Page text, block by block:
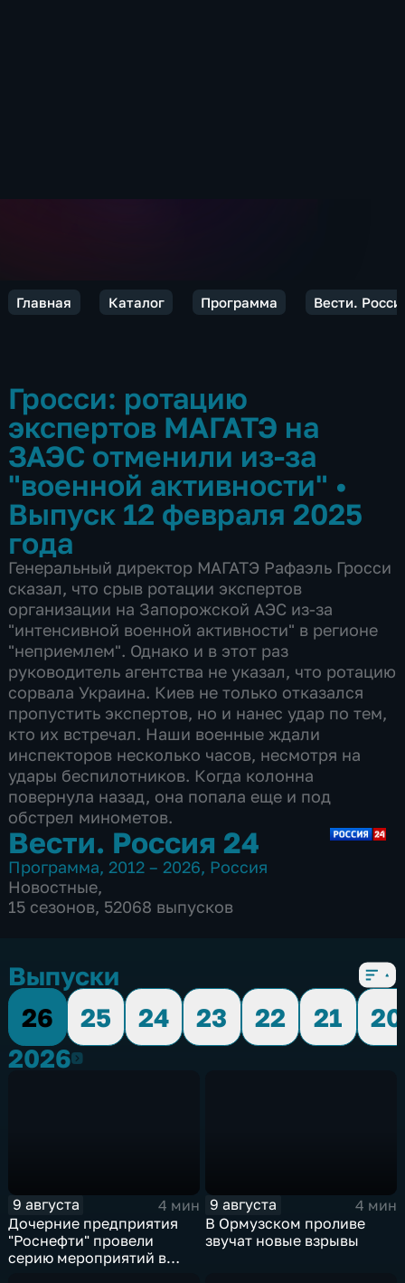
Главная Каталог Программа Вести.
Гросси: ротацию
экспертов МАГАТЭ на
ЗАЭС отменили из-за
"военной активности" •
Выпуск 12 февраля 2025
года
Генеральный директор МАГАТЭ Рафаэль Гросси
сказал, что срыв ротации экспертов
организации на Запорожской АЭС из-за
"интенсивной военной активности" в регионе
"неприемлем". Однако и в этот раз
руководитель агентства не указал, что ротацию
сорвала Украина. Киев не только отказался
пропустить экспертов, но и нанес удар по тем,
кто их встречал. Наши военные ждали
инспекторов несколько часов, несмотря на
удары беспилотников. Когда колонна
повернула назад, она попала еще и под
обстрел минометов.
Вести. Россия 24
Программа, 2012 – 2026, Россия
Новостные,
15 сезонов, 52068 выпусков
Выпуски
26
25 24 23 22 21
20
20262026
9 августа
4 мин
Дочерние предприятия
"Роснефти" провели
серию мероприятий в
9 августа
4 мин
В Ормузском проливе
звучат новые взрывы